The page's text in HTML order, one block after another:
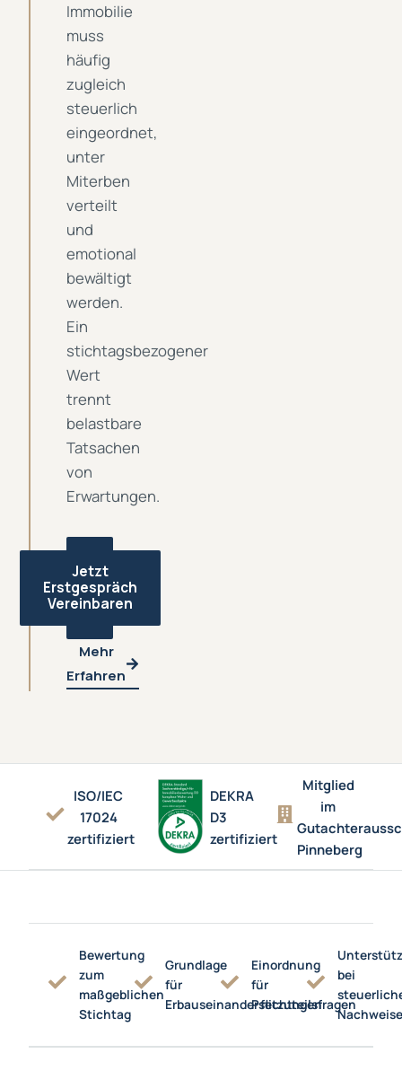
Immobilie
muss
häufig
zugleich
steuerlich
eingeordnet,
unter
Miterben
verteilt
und
emotional
bewältigt
werden.
Ein
stichtagsbezogener
Wert
trennt
belastbare
Tatsachen
von
Erwartungen.
Jetzt
Erstgespräch
Vereinbaren
Mehr
Erfahren
ISO/IEC
17024
zertifiziert
DEKRA
D3
zertifiziert
Mitglied
im
Pinneberg
Bewertung
zum
maßgeblichen
Stichtag
Grundlage
für
Erbauseinandersetzungen
Einordnung
für
Pflichtteilsfragen
bei